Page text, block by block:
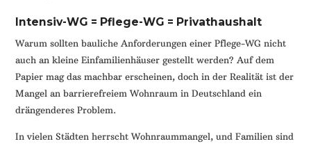
Intensiv-WG = Pflege-WG = Privathaushalt
Warum sollten bauliche Anforderungen einer Pflege-WG nicht
auch an kleine Einfamilienhäuser gestellt werden? Auf dem
Papier mag das machbar erscheinen, doch in der Realität ist der
Mangel an barrierefreiem Wohnraum in Deutschland ein
drängenderes Problem.
In vielen Städten herrscht Wohnraummangel, und Familien sind